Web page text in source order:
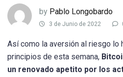
by Pablo Longobardo
3 de Junio de 2022
Así como la aversión al riesgo lo
principios de esta semana,
un renovado apetito por los